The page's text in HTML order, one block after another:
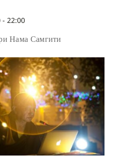
- 22:00
Нама Самгити